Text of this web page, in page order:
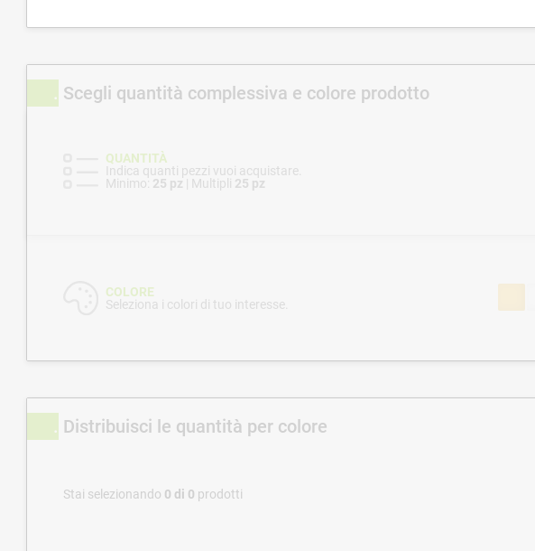
Scegli quantità complessiva e colore prodotto
QUANTITÀ
Indica quanti pezzi vuoi acquistare.
Minimo: 25 pz | Multipli 25 pz
COLORE
Seleziona i colori di tuo interesse.
Distribuisci le quantità per colore
Stai selezionando 0 di 0 prodotti